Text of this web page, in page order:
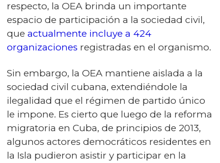
respecto, la OEA brinda un importante
espacio de participación a la sociedad civil,
que actualmente incluye a 424
organizaciones registradas en el organismo.
Sin embargo, la OEA mantiene aislada a la
sociedad civil cubana, extendiéndole la
ilegalidad que el régimen de partido único
le impone. Es cierto que luego de la reforma
migratoria en Cuba, de principios de 2013,
algunos actores democráticos residentes en
la Isla pudieron asistir y participar en la